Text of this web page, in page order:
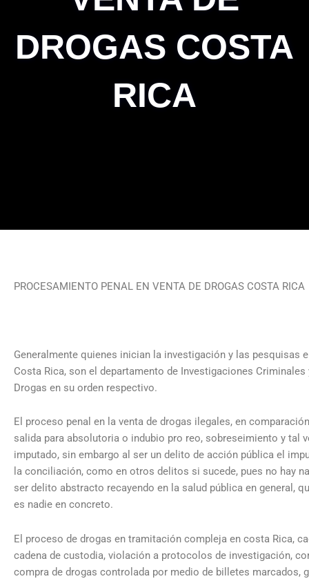
DROGAS COSTA
RICA
PROCESAMIENTO PENAL EN VENTA DE DROGAS COSTA RICA
Generalmente quienes inician la investigación y las pesquisas
Costa Rica, son el departamento de Investigaciones
Drogas en su orden respectivo.
El proceso penal en la venta de drogas ilegales, en
salida para absolutoria o indubio pro reo, sobreseimiento y tal
imputado, sin embargo al ser un delito de acción pública el
la conciliación, como en otros delitos si sucede, pues no hay
ser delito abstracto recayendo en la salud pública en general,
es nadie en concreto.
El proceso de drogas en tramitación compleja en costa Rica,
cadena de custodia, violación a protocolos de investigación,
compra de drogas controlada por medio de billetes marcados,